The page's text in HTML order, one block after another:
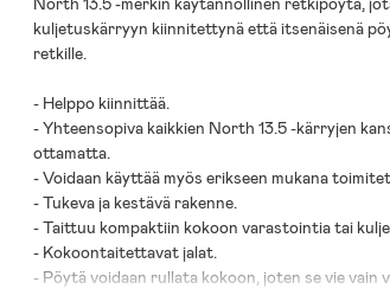
kuljetuskärryyn kiinnitettynä että itsenäisenä
retkille.
- Helppo kiinnittää.
- Yhteensopiva kaikkien North 13.5 -kärryjen
ottamatta.
- Voidaan käyttää myös erikseen mukana
- Tukeva ja kestävä rakenne.
- Taittuu kompaktiin kokoon varastointia tai
- Kokoontaitettavat jalat.
- Pöytä voidaan rullata kokoon, joten se vie vain